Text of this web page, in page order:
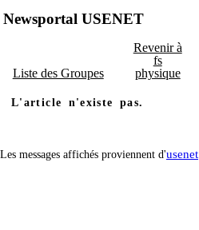
Newsportal USENET
Liste des Groupes
Revenir à
fs
physique
L'article n'existe pas.
Les messages affichés proviennent d'usenet